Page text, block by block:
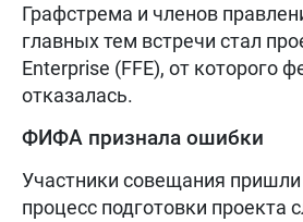
Графстрема и членов
главных тем встречи стал
Enterprise (FFE), от которого
отказалась.
ФИФА признала ошибки
Участники совещания
процесс подготовки проекта